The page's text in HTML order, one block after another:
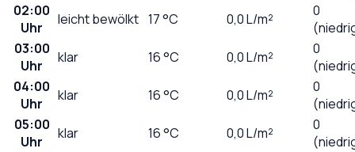
02:00
Uhr
leicht bewölkt 17°C 0,0L/m²
0
03:00
Uhr
klar 16°C 0,0L/m²
0
04:00
Uhr
klar 16°C 0,0L/m²
0
05:00
Uhr
klar 16°C 0,0L/m²
0